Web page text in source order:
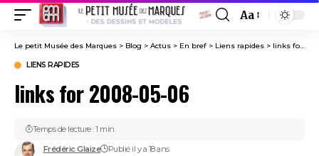
Font
Resizer
Aa
Le petit Musée des Marques > Blog > Actus > En bref > Liens rapides > links for 2008-05-06
LIENS RAPIDES
links for 2008-05-06
Frédéric Glaize Publié il y a 18 ans
Temps de lecture : 1 min.